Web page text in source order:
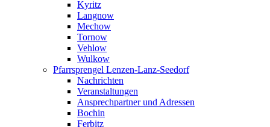
Kyritz
Langnow
Mechow
Tornow
Vehlow
Wulkow
Pfarrsprengel Lenzen-Lanz-Seedorf
Nachrichten
Veranstaltungen
Ansprechpartner und Adressen
Bochin
Ferbitz